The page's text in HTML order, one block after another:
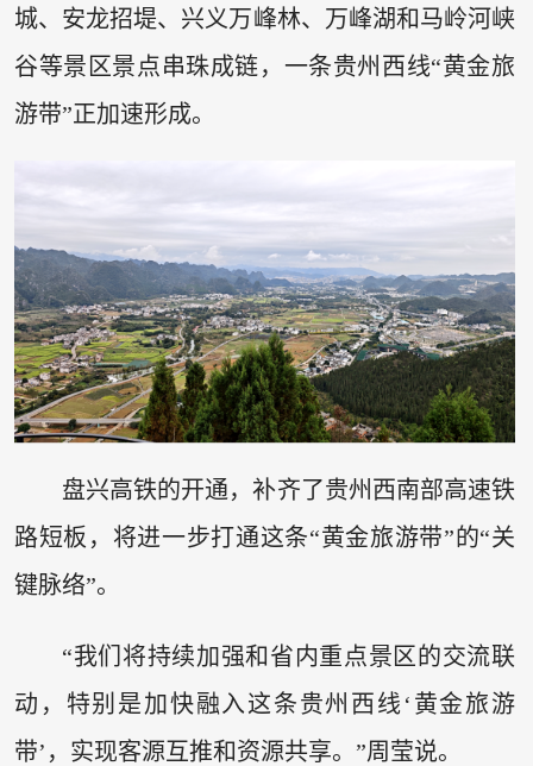
城、安龙招堤、兴义万峰林、万峰湖和马岭河峡
谷等景区景点串珠成链，一条贵州西线“黄金旅
游带”正加速形成。
盘兴高铁的开通，补齐了贵州西南部高速铁
路短板，将进一步打通这条“黄金旅游带”的“关
键脉络”。
“我们将持续加强和省内重点景区的交流联
动，特别是加快融入这条贵州西线‘黄金旅游
带’，实现客源互推和资源共享。”周莹说。